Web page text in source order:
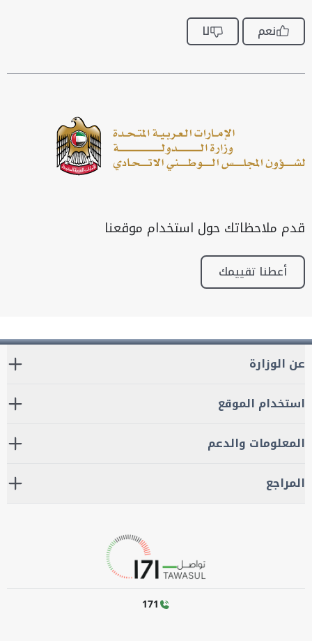
نعم لا
قدم ملاحظاتك حول استخدام موقعنا
أعطنا تقييمك
عن الوزارة
استخدام الموقع
المعلومات والدعم
المراجع
171